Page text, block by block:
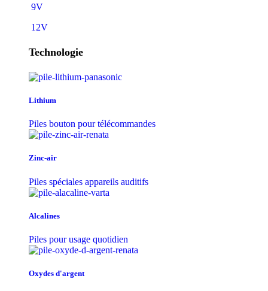
9V
12V
Technologie
Lithium
Piles bouton pour télécommandes
Zinc-air
Piles spéciales appareils auditifs
Alcalines
Piles pour usage quotidien
Oxydes d'argent